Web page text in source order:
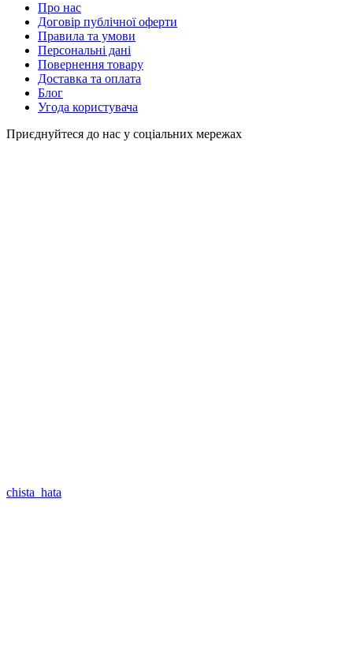
Про нас
Договір публічної оферти
Правила та умови
Персональні дані
Повернення товару
Доставка та оплата
Блог
Угода користувача
Приєднуйтеся до нас у соціальних мережах
chista_hata